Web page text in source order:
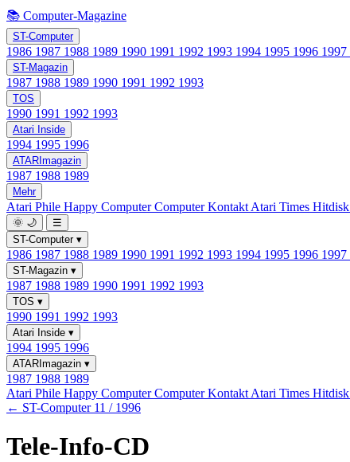
📚 Computer-Magazine
ST-Computer
1986 1987 1988 1989 1990 1991 1992 1993 1994 1995 1996 1997
ST-Magazin
1987 1988 1989 1990 1991 1992 1993
TOS
1990 1991 1992 1993
Atari Inside
1994 1995 1996
ATARImagazin
1987 1988 1989
Mehr
Atari Phile Happy ComputerComputer Kontakt Atari Times Hitdisk
🌞 🌙
☰
ST-Computer ▾
1986 1987 1988 1989 1990 1991 1992 1993 1994 1995 1996 1997
ST-Magazin ▾
1987 1988 1989 1990 1991 1992 1993
TOS ▾
1990 1991 1992 1993
Atari Inside ▾
1994 1995 1996
ATARImagazin ▾
1987 1988 1989
Atari Phile Happy ComputerComputer Kontakt Atari Times Hitdisk
← ST-Computer 11 / 1996
Tele-Info-CD